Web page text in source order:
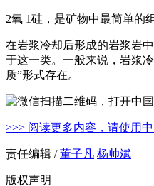
2氧 1硅，是矿物中最简单的
在岩浆冷却后形成的岩浆岩
于这一类。一般来说，岩浆
质”形式存在。
>>> 阅读更多内容，请使用
责任编辑 /董子凡 杨帅斌
版权声明